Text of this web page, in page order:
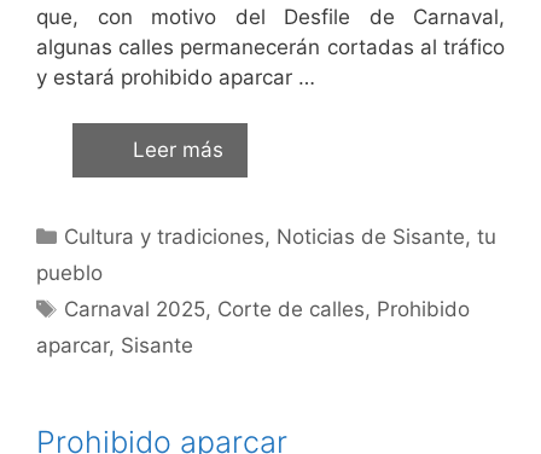
que, con motivo del Desfile de Carnaval,
algunas calles permanecerán cortadas al tráfico
y estará prohibido aparcar …
Leer más
Cultura y tradiciones, Noticias de Sisante, tu
pueblo
Carnaval 2025, Corte de calles, Prohibido
aparcar, Sisante
Prohibido aparcar